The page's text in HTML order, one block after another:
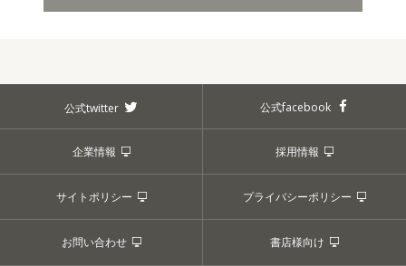
公式twitter 公式facebook
企業情報 採用情報
サイトポリシー プライバシーポリシー
お問い合わせ 書店様向け